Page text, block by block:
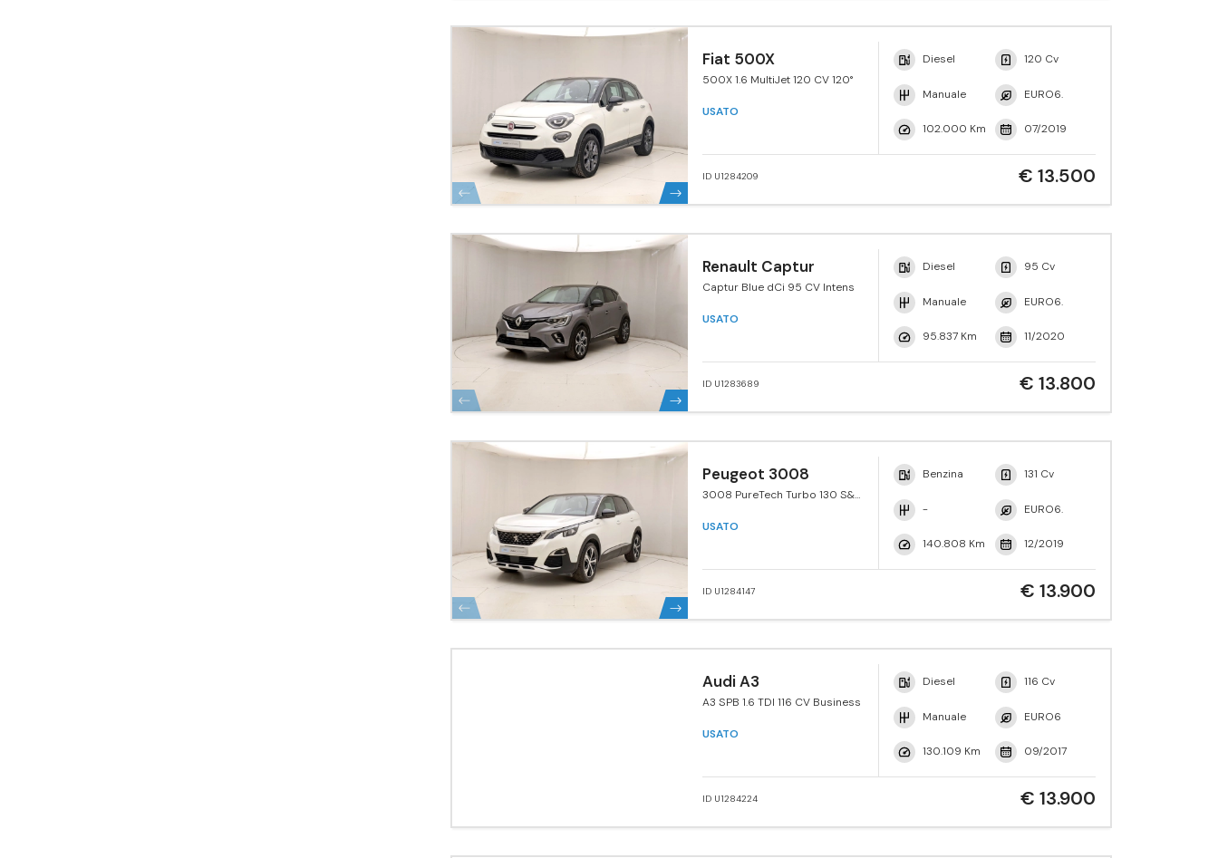
Fiat 500X
500X 1.6 MultiJet 120 CV 120°
USATO
Diesel 120 Cv
Manuale EURO6.
102.000 Km 07/2019
ID U1284209 € 13.500
Renault Captur
Captur Blue dCi 95 CV Intens
USATO
Diesel 95 Cv
Manuale EURO6.
95.837 Km 11/2020
ID U1283689 € 13.800
Peugeot 3008
3008 PureTech Turbo 130 S&S
USATO
Benzina 131 Cv
- EURO6.
140.808 Km 12/2019
ID U1284147 € 13.900
Audi A3
A3 SPB 1.6 TDI 116 CV Business
USATO
Diesel 116 Cv
Manuale EURO6
130.109 Km 09/2017
ID U1284224 € 13.900